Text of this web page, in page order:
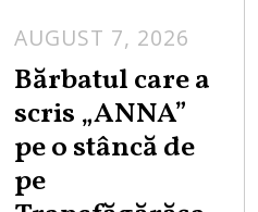
AUGUST 7, 2026
Bărbatul care a
scris „ANNA”
pe o stâncă de
pe